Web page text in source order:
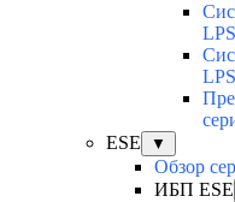
ESE
▼
Обзор
ИБП ESE